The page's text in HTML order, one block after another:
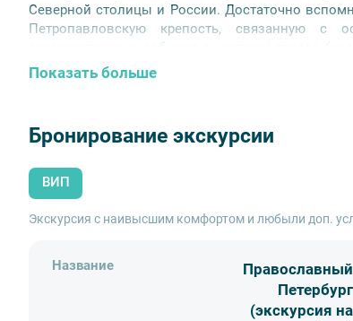
Северной столицы и России. Достаточно
Петропавловскую крепость, связанную с
знаменательные события в истории города
возведением храмов, так что можно
Исаакиевским, Владимирским соборами,
Показать больше
Бронирование экскурсии
ВИП
Экскурсия с наивысшим комфортом и любыли доп.
Название
Православный
Петербург
(экскурсия на